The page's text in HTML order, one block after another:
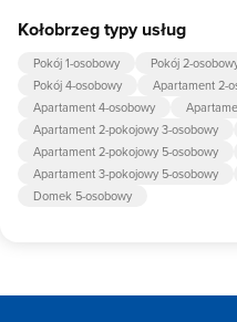
Kołobrzeg typy usług
Pokój 1-osobowy Pokój 2-
Pokój 4-osobowy
Apartament 2-
Apartament 4-osobowy
Apartament 2-pokojowy 3-osobowy
Apartament 2-pokojowy 5-osobowy
Apartament 3-pokojowy 5-osobowy
Domek 5-osobowy